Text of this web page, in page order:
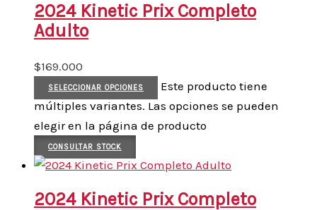
2024 Kinetic Prix Completo
Adulto
$169.000
SELECCIONAR OPCIONES
Este producto tiene
múltiples variantes. Las opciones se pueden
elegir en la página de producto
CONSULTAR STOCK
2024 Kinetic Prix Completo